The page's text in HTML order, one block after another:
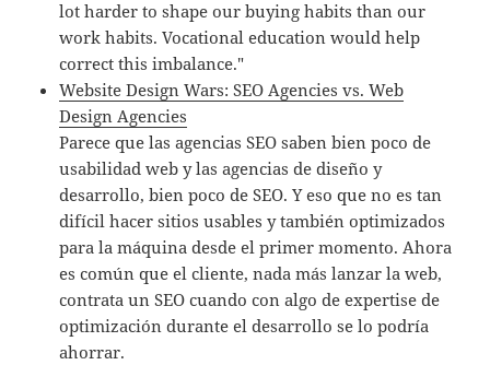
lot harder to shape our buying habits than our
work habits. Vocational education would help
correct this imbalance."
Website Design Wars: SEO Agencies vs. Web
Design Agencies
Parece que las agencias SEO saben bien poco de
usabilidad web y las agencias de diseño y
desarrollo, bien poco de SEO. Y eso que no es tan
difícil hacer sitios usables y también optimizados
para la máquina desde el primer momento. Ahora
es común que el cliente, nada más lanzar la web,
contrata un SEO cuando con algo de expertise de
optimización durante el desarrollo se lo podría
ahorrar.